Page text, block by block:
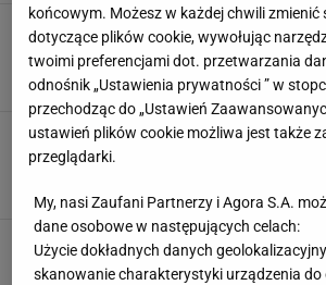
Zatrważające informacje z
mundialu. Splamione
SUBSKRYPCJA
Messi musiał zadzwonić i
Architekt mundialu w
aresztowania. To były
końcowym. Możesz w każdej chwili zmienić
dotyczące plików cookie, wywołując
twoimi preferencjami dot. przetwarzania
odnośnik „Ustawienia prywatności ” w
przechodząc do „Ustawień
ustawień plików cookie możliwa jest także
przeglądarki.
My, nasi Zaufani Partnerzy i Agora S.A.
dane osobowe w następujących celach:
Użycie dokładnych danych
skanowanie charakterystyki urządzenia do